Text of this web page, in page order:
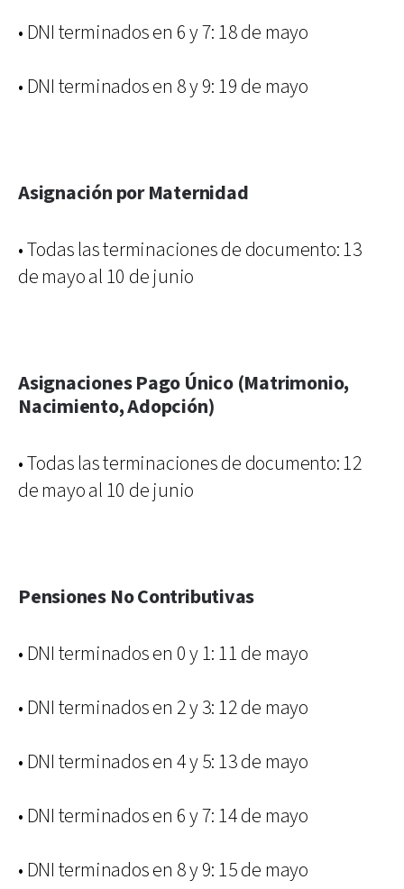
• DNI terminados en 6 y 7: 18 de mayo
• DNI terminados en 8 y 9: 19 de mayo
Asignación por Maternidad
• Todas las terminaciones de documento: 13
de mayo al 10 de junio
Asignaciones Pago Único (Matrimonio,
Nacimiento, Adopción)
• Todas las terminaciones de documento: 12
de mayo al 10 de junio
Pensiones No Contributivas
• DNI terminados en 0 y 1: 11 de mayo
• DNI terminados en 2 y 3: 12 de mayo
• DNI terminados en 4 y 5: 13 de mayo
• DNI terminados en 6 y 7: 14 de mayo
• DNI terminados en 8 y 9: 15 de mayo